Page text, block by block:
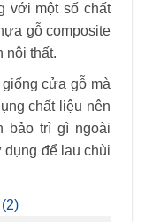
với một số chất
gỗ composite
nội thất.
cửa gỗ mà
chất liệu nên
bảo trì gì ngoài
dụng để lau chùi